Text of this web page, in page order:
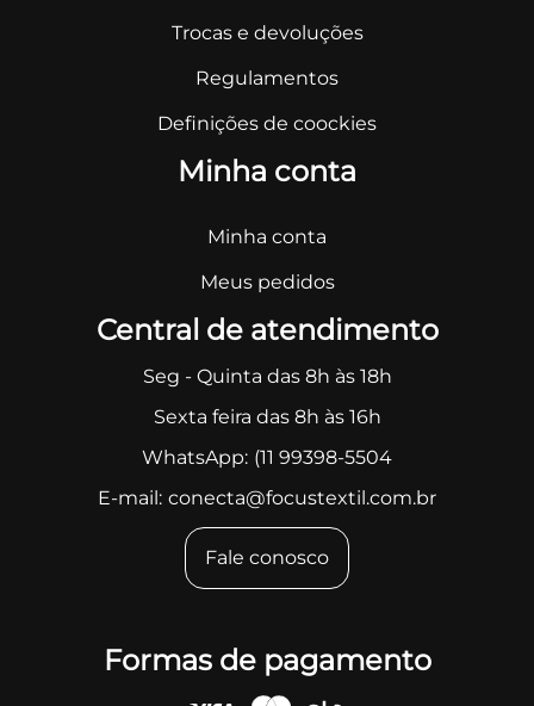
Trocas e devoluções
Regulamentos
Definições de coockies
Minha conta
Minha conta
Meus pedidos
Central de atendimento
Seg - Quinta das 8h às 18h
Sexta feira das 8h às 16h
WhatsApp: (11 99398-5504
E-mail: conecta@focustextil.com.br
Fale conosco
Formas de pagamento